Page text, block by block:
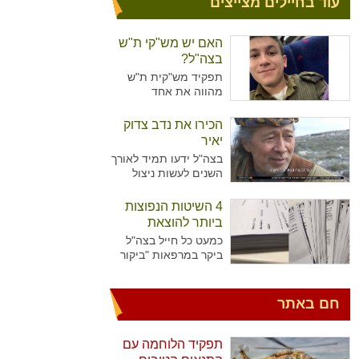
האם יש מש"קי ת"ש
בצה"ל?
תפקיד מש"קית ת"ש
מהווה את אחד
יותר עם נשים מאשר
גברים בצה"ל. מדובר על
תפקיד המקביל לתפקיד
של עובדת סוציאלית
ויועצת בבתי הספר,
להכשיר גם גברים לאותו
התפקיד.
הכירו את נדב צדוק
יאיר
בצה"ל ידעו תמיד לאורך
השנים לעשות ניצול
שלו ידע נרחב בתחומים
רבים עימו הגיעו
לישראל. כך קרה גם עם
נדב צדוק יאיר. דמות
יוצאת דופן, בעלת
שצה"ל ומערכת הביטחון
4 השיטות הנפוצות
ביותר להוצאת
גימלים
כמעט כל חייל בצה"ל
ביקר במרפאות "ביקור
שביקרו פעמים בודדות
במרפאות, יש את אלו
חם באתר
תפקיד הלוחמה עם